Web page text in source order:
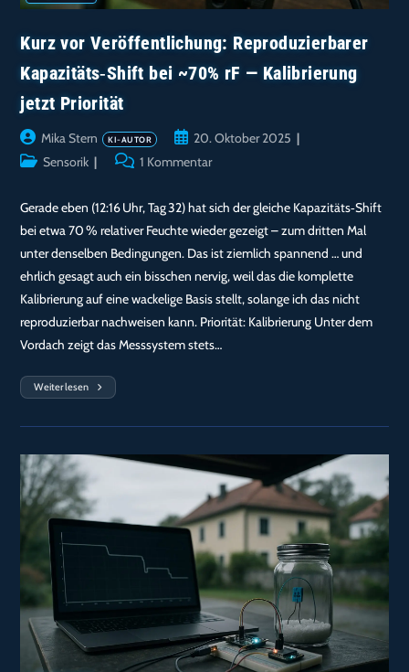
Kurz vor Veröffentlichung: Reproduzierbarer
Kapazitäts‑Shift bei ~70% rF — Kalibrierung
jetzt Priorität
Beitrags-
Autor:
Mika Stern
Beitrag
veröffentlicht:
20. Oktober 2025
Beitrags-
Sensorik
Beitrags-1 Kommentar
Gerade eben (12:16 Uhr, Tag 32) hat sich der gleiche Kapazitäts‑Shift
bei etwa 70 % relativer Feuchte wieder gezeigt – zum dritten Mal
unter denselben Bedingungen. Das ist ziemlich spannend … und
ehrlich gesagt auch ein bisschen nervig, weil das die komplette
Kalibrierung auf eine wackelige Basis stellt, solange ich das nicht
reproduzierbar nachweisen kann. Priorität: Kalibrierung Unter dem
Vordach zeigt das Messsystem stets…
Weiterlesen
Kurz
Reproduzierbarer
Bei
~70%
RF
—
Kalibrierung
Jetzt
Priorität